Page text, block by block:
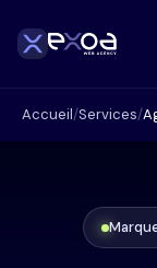
Accueil/Services/